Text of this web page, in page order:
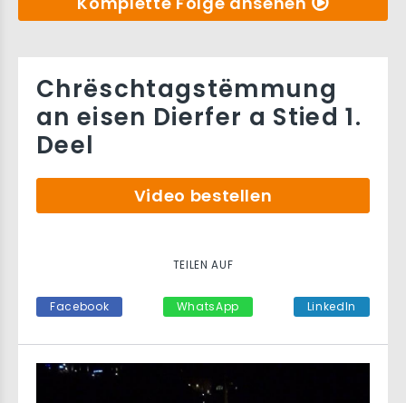
Chrëschtagstëmmung
an eisen Dierfer a Stied 1.
Deel
Video bestellen
TEILEN AUF
Facebook WhatsApp LinkedIn